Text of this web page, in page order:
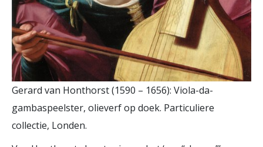
Gerard van Honthorst (1590 – 1656): Viola-da-
gambaspeelster, olieverf op doek. Particuliere
collectie, Londen.